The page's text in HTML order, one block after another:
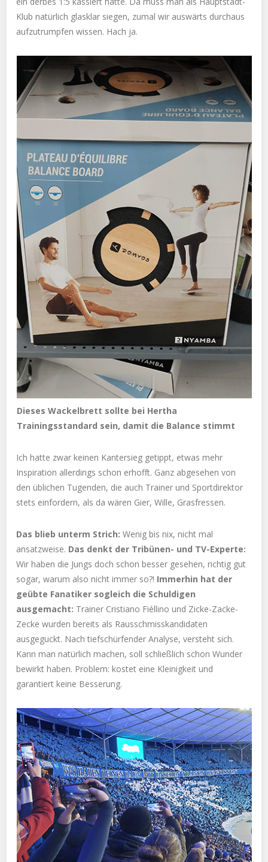
Klub natürlich glasklar siegen, zumal wir auswärts durchaus
aufzutrumpfen wissen. Hach ja.
Dieses Wackelbrett sollte bei Hertha
Trainingsstandard sein, damit die Balance stimmt
Ich hatte zwar keinen Kantersieg getippt, etwas mehr
Inspiration allerdings schon erhofft. Ganz abgesehen von
den üblichen Tugenden, die auch Trainer und Sportdirektor
stets einfordern, als da wären Gier, Wille, Grasfressen.
Das blieb unterm Strich:Wenig bis nix, nicht mal
ansatzweise. Das denkt der Tribünen- und TV-Experte:
Wir haben die Jungs doch schon besser gesehen, richtig gut
sogar, warum also nicht immer so?! Immerhin hat der
geübte Fanatiker sogleich die Schuldigen
ausgemacht: Trainer Cristiano Fiéllino und Zicke-Zacke-
Zecke wurden bereits als Rausschmisskandidaten
ausgeguckt. Nach tiefschürfender Analyse, versteht sich.
Kann man natürlich machen, soll schließlich schon Wunder
bewirkt haben. Problem: kostet eine Kleinigkeit und
garantiert keine Besserung.